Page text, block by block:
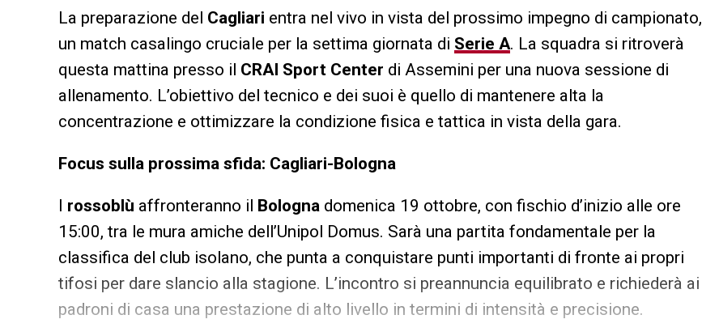
La preparazione del Cagliari entra nel vivo in vista del prossimo impegno di campionato,
un match casalingo cruciale per la settima giornata di Serie A. La squadra si ritroverà
questa mattina presso il CRAI Sport Center di Assemini per una nuova sessione di
allenamento. L’obiettivo del tecnico e dei suoi è quello di mantenere alta la
concentrazione e ottimizzare la condizione fisica e tattica in vista della gara.
Focus sulla prossima sfida: Cagliari-Bologna
I rossoblù affronteranno il Bologna domenica 19 ottobre, con fischio d’inizio alle ore
15:00, tra le mura amiche dell’Unipol Domus. Sarà una partita fondamentale per la
classifica del club isolano, che punta a conquistare punti importanti di fronte ai propri
tifosi per dare slancio alla stagione. L’incontro si preannuncia equilibrato e richiederà ai
padroni di casa una prestazione di alto livello in termini di intensità e precisione.